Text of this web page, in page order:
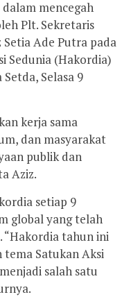
mencegah
Plt. Sekretaris
Ade Putra pada
Sedunia (Hakordia)
Selasa 9
kerja sama
dan masyarakat
publik dan
Aziz.
setiap 9
global yang telah
“Hakordia tahun ini
Satukan Aksi
salah satu